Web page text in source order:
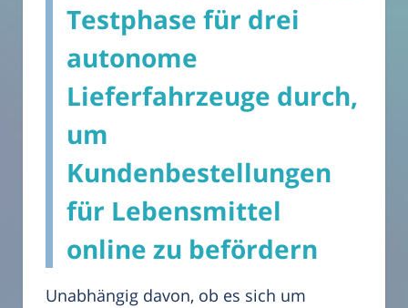
Testphase für drei
autonome
Lieferfahrzeuge durch,
um
Kundenbestellungen
für Lebensmittel
online zu befördern
Unabhängig davon, ob es sich um